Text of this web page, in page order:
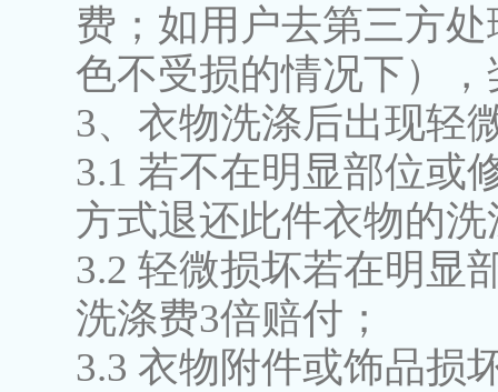
费；如用户去第三方
色不受损的情况下）
3、衣物洗涤后出现轻
3.1 若不在明显部位或
方式退还此件衣物的洗
3.2 轻微损坏若在明显
洗涤费3倍赔付；
3.3 衣物附件或饰品损